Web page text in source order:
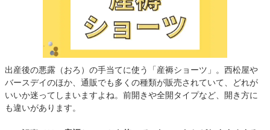
出産後の悪露（おろ）の手当てに使う「産褥ショーツ」。西松屋や
バースデイのほか、通販でも多くの種類が販売されていて、どれが
いいか迷ってしまいますよね。前開きや全開タイプなど、開き方に
も違いがあります。